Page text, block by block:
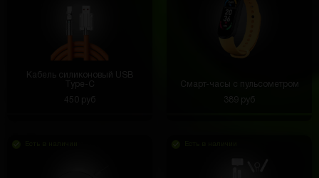
Кабель силиконовый USB
Type-C
450 руб
Смарт-часы с пульсометром
389 руб